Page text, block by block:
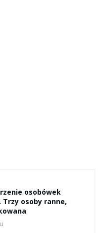
osobówek
Trzy osoby ranne,